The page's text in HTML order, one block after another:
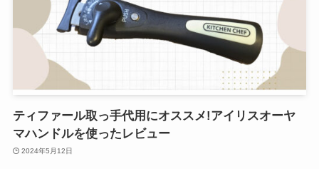
ティファール取っ手代用にオススメ!アイリスオーヤ
マハンドルを使ったレビュー
2024年5月12日